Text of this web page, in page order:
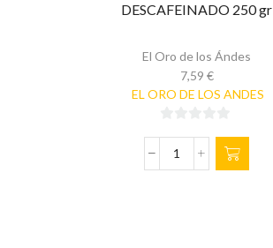
DESCAFEINADO 250 gr
El Oro de los Ándes
7,59 €
EL ORO DE LOS ANDES
de
5
CAFÉ